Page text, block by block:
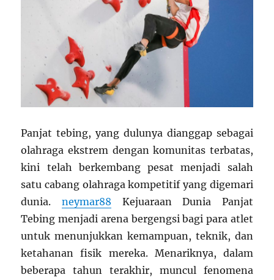
Panjat tebing, yang dulunya dianggap sebagai
olahraga ekstrem dengan komunitas terbatas,
kini telah berkembang pesat menjadi salah
satu cabang olahraga kompetitif yang digemari
dunia. neymar88 Kejuaraan Dunia Panjat
Tebing menjadi arena bergengsi bagi para atlet
untuk menunjukkan kemampuan, teknik, dan
ketahanan fisik mereka. Menariknya, dalam
beberapa tahun terakhir, muncul fenomena